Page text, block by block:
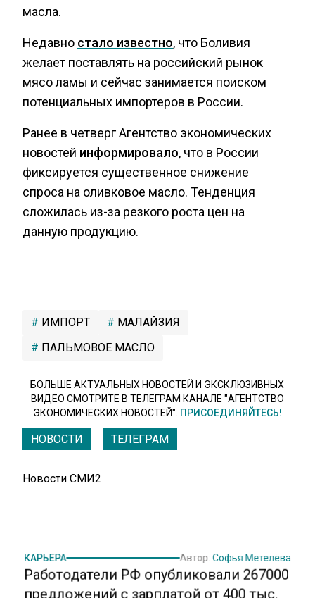
масла.
Недавно стало известно, что Боливия
желает поставлять на российский рынок
мясо ламы и сейчас занимается поиском
потенциальных импортеров в России.
Ранее в четверг Агентство экономических
новостей информировало, что в России
фиксируется существенное снижение
спроса на оливковое масло. Тенденция
сложилась из-за резкого роста цен на
данную продукцию.
ИМПОРТ
МАЛАЙЗИЯ
ПАЛЬМОВОЕ МАСЛО
БОЛЬШЕ АКТУАЛЬНЫХ НОВОСТЕЙ И ЭКСКЛЮЗИВНЫХ
ВИДЕО СМОТРИТЕ В ТЕЛЕГРАМ КАНАЛЕ "АГЕНТСТВО
ЭКОНОМИЧЕСКИХ НОВОСТЕЙ". ПРИСОЕДИНЯЙТЕСЬ!
НОВОСТИ ТЕЛЕГРАМ
Новости СМИ2
Работодатели РФ опубликовали 267000
предложений с зарплатой от 400 тыс.